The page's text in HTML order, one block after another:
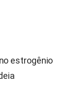
estrogênio